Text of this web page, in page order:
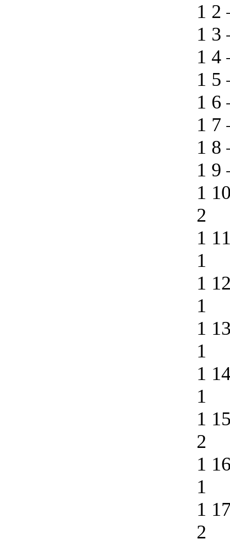
1 2
1 3
1 4
1 5
1 6
1 7
1 8
1 9
1
2
1
1
1
1
1
1
1
1
1
2
1
1
1
2